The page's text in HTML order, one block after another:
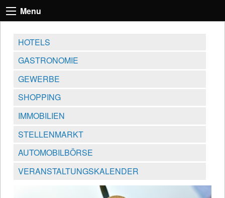
Menu
HOTELS
GASTRONOMIE
GEWERBE
SHOPPING
IMMOBILIEN
STELLENMARKT
AUTOMOBILBÖRSE
VERANSTALTUNGSKALENDER